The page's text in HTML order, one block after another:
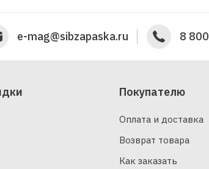
e-mag@sibzapaska.ru 8 800
Покупателю
Оплата и доставка
Возврат товара
Как заказать